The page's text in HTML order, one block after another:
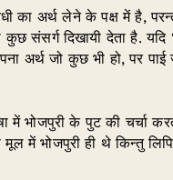
अर्थ लेने के पक्ष में है, परन्तु
दिखायी देता है. यदि
अर्थ जो कुछ भी हो, पर पाई
भोजपुरी के पुट की चर्चा
भोजपुरी ही थे किन्तु